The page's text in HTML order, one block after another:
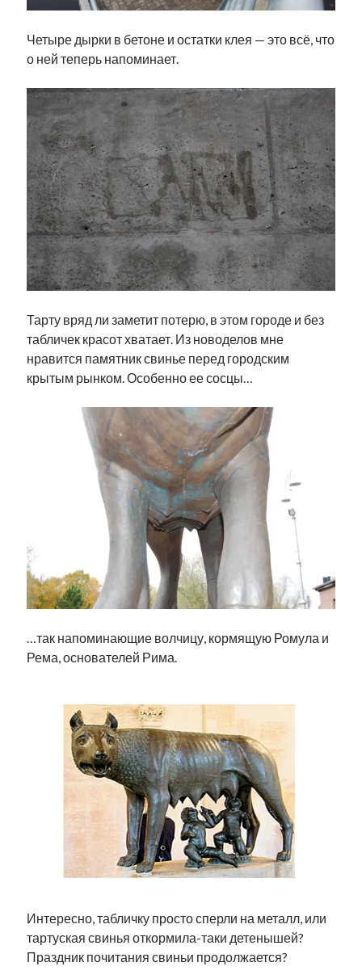
Четыре дырки в бетоне и остатки клея — это всё, что
о ней теперь напоминает.
Тарту вряд ли заметит потерю, в этом городе и без
табличек красот хватает. Из новоделов мне
нравится памятник свинье перед городским
крытым рынком. Особенно ее сосцы…
…так напоминающие волчицу, кормящую Ромула и
Рема, основателей Рима.
Интересно, табличку просто сперли на металл, или
тартуская свинья откормила-таки детенышей?
Праздник почитания свиньи продолжается?